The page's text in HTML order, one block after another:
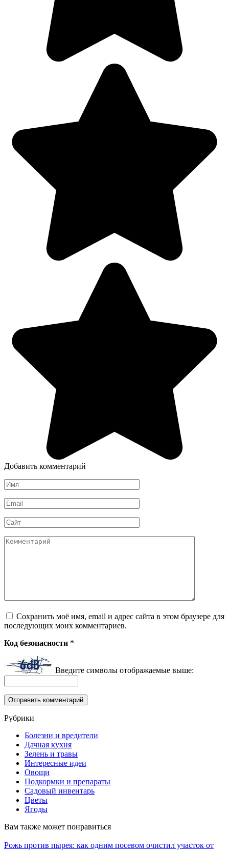
Добавить комментарий
Имя
*
Email
*
Сайт
Комментарий
Сохранить моё имя, email и адрес сайта в этом браузере для
последующих моих комментариев.
Код безопасности *
Введите символы отображаемые выше:
Рубрики
Болезни и вредители
Дачная кухня
Зелень и травы
Интересные идеи
Овощи
Подкормки и препараты
Садовый инвентарь
Цветы
Ягоды
Вам также может понравиться
Рожь против пырея: как одним посевом очистил участок от